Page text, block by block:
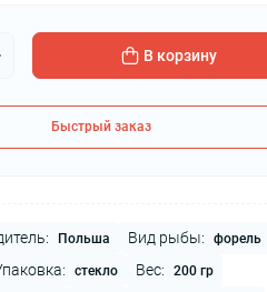
В корзину
Быстрый заказ
Польша Вид рыбы: форель
стекло Вес: 200 гр